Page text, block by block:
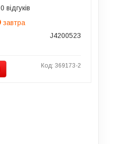
0 відгуків
завтра
J4200523
Код: 369173-2